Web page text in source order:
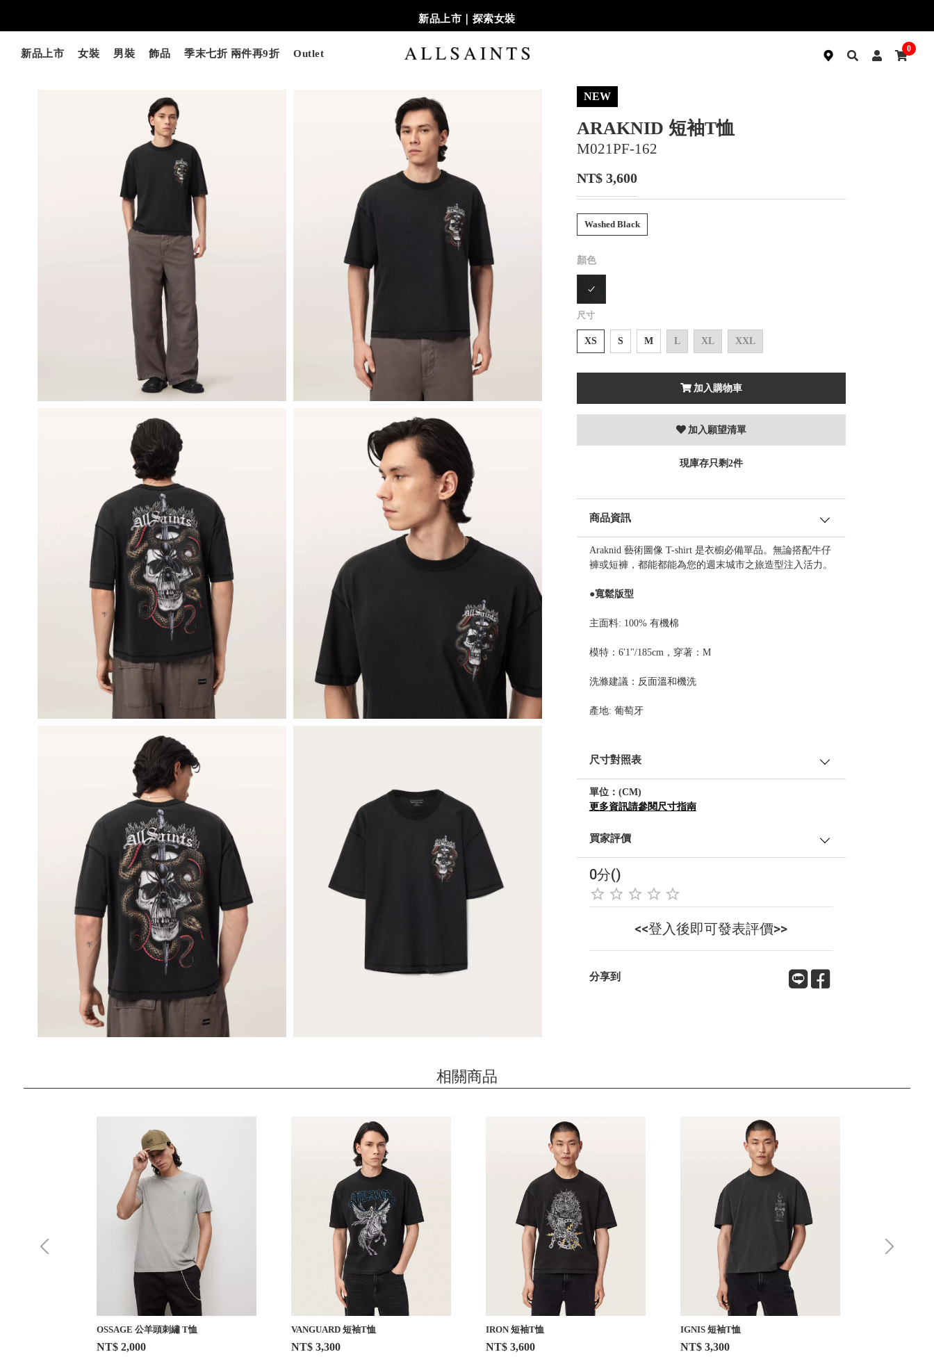
新品上市｜探索女裝
新品上市 女裝 男裝 飾品 季末七折 兩件再9折 Outlet 0
NEW
ARAKNID 短袖T恤
M021PF-162
NT$ 3,600
Washed Black
顏色
尺寸
XS S M L XL XXL
加入購物車
加入願望清單
現庫存只剩2件
商品資訊
Araknid 藝術圖像 T-shirt 是衣櫥必備單品。無論搭配牛仔
褲或短褲，都能都能為您的週末城市之旅造型注入活力。
●寬鬆版型
主面料: 100% 有機棉
模特：6'1"/185cm，穿著：M
洗滌建議：反面溫和機洗
產地: 葡萄牙
尺寸對照表
單位：(CM)
更多資訊請參閱尺寸指南
買家評價
0分()
<<登入後即可發表評價>>
分享到
相關商品
OSSAGE 公羊頭刺繡 T恤
NT$ 2,000
VANGUARD 短袖T恤
NT$ 3,300
IRON 短袖T恤
NT$ 3,600
IGNIS 短袖T恤
NT$ 3,300